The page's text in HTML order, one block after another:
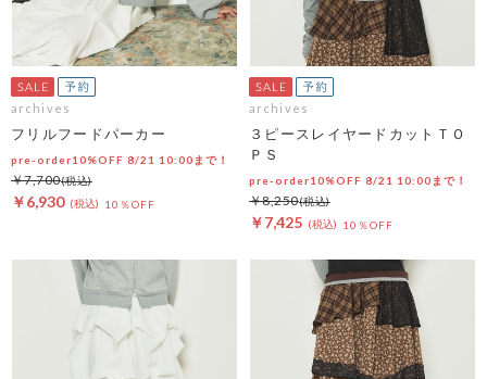
archives
フリルフードパーカー
pre-order10%OFF 8/21 10:00まで！
￥6,930 10％OFF
￥7,700
archives
３ピースレイヤードカットＴＯ
ＰＳ
pre-order10%OFF 8/21 10:00まで！
￥7,425 10％OFF
￥8,250